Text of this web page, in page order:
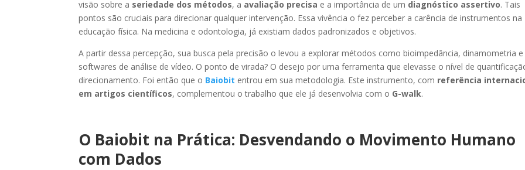
visão sobre a seriedade dos métodos, a avaliação precisa e a importância de um diagnóstico assertivo. Tais
pontos são cruciais para direcionar qualquer intervenção. Essa vivência o fez perceber a carência de instrumentos na
educação física. Na medicina e odontologia, já existiam dados padronizados e objetivos.
A partir dessa percepção, sua busca pela precisão o levou a explorar métodos como bioimpedância, dinamometria e
softwares de análise de vídeo. O ponto de virada? O desejo por uma ferramenta que elevasse o nível de
direcionamento. Foi então que o Baiobit entrou em sua metodologia. Este instrumento, com referência
em artigos científicos, complementou o trabalho que ele já desenvolvia com o G-walk.
O Baiobit na Prática: Desvendando o Movimento Humano
com Dados